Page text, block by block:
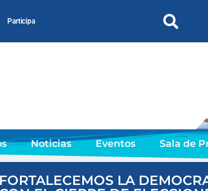
Participa
Noticias Eventos Sala de
FORTALECEMOS LA